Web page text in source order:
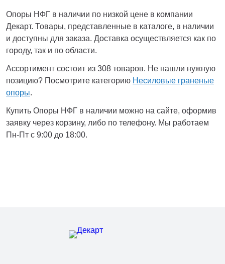
Опоры НФГ в наличии по низкой цене в компании
Декарт. Товары, представленные в каталоге, в наличии
и доступны для заказа. Доставка осуществляется как по
городу, так и по области.
Ассортимент состоит из 308 товаров. Не нашли нужную
позицию? Посмотрите категорию Несиловые граненые
опоры.
Купить Опоры НФГ в наличии можно на сайте, оформив
заявку через корзину, либо по телефону. Мы работаем
Пн-Пт с 9:00 до 18:00.